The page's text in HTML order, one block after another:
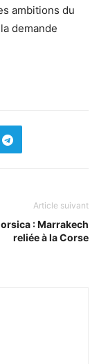
ambitions du
demande
Article suivant
: Marrakech
reliée à la Corse